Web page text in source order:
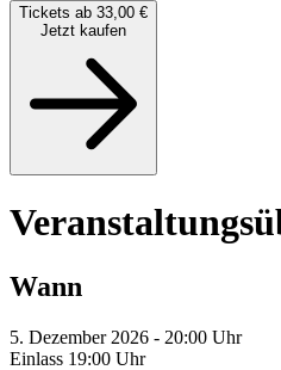
Tickets ab 33,00 €
Jetzt kaufen
Wann
5. Dezember 2026 - 20:00 Uhr
Einlass 19:00 Uhr